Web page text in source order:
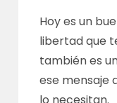
Hoy es un
libertad que
también es
ese mensaje
lo necesitan.